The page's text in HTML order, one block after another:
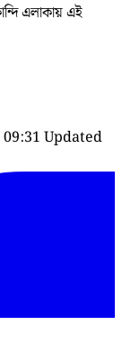
এলাকায় এই
Updated